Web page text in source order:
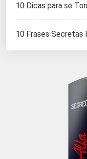
10 Dicas para se
10 Frases Secretas